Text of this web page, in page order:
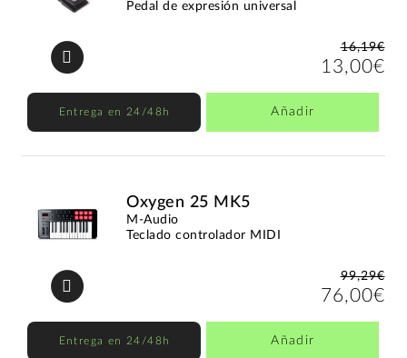
Pedal de expresión universal
16,19€
13,00€
Entrega en 24/48h Añadir
Oxygen 25 MK5
M-Audio
Teclado controlador MIDI
99,29€
76,00€
Entrega en 24/48h Añadir